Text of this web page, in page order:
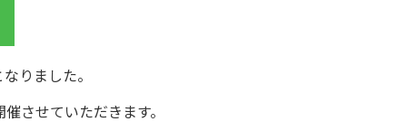
りました。
させていただきます。